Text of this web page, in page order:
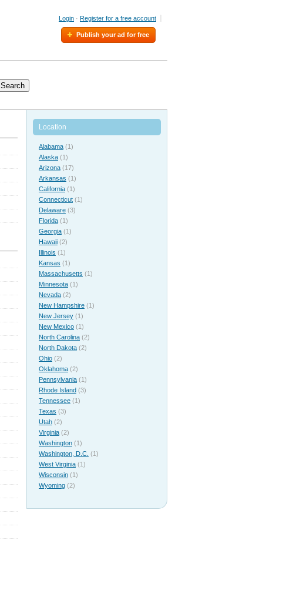
Login · Register for a free account
Publish your ad for free
Search
Location
Alabama (1)
Alaska (1)
Arizona (17)
Arkansas (1)
California (1)
Connecticut (1)
Delaware (3)
Florida (1)
Georgia (1)
Hawaii (2)
Illinois (1)
Kansas (1)
Massachusetts (1)
Minnesota (1)
Nevada (2)
New Hampshire (1)
New Jersey (1)
New Mexico (1)
North Carolina (2)
North Dakota (2)
Ohio (2)
Oklahoma (2)
Pennsylvania (1)
Rhode Island (3)
Tennessee (1)
Texas (3)
Utah (2)
Virginia (2)
Washington (1)
Washington, D.C. (1)
West Virginia (1)
Wisconsin (1)
Wyoming (2)